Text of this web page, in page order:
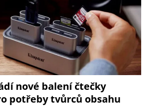
nové balení čtečky
potřeby tvůrců obsahu